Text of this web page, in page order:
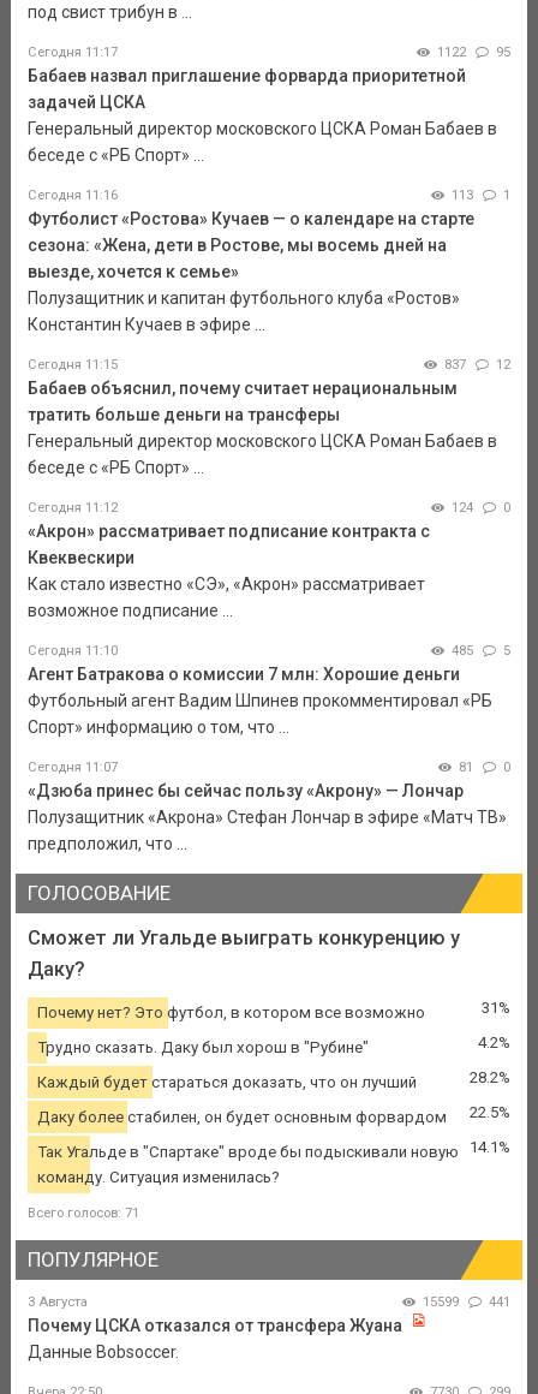
под свист трибун в ...
Сегодня 11:17 1122 95
Бабаев назвал приглашение форварда приоритетной
задачей ЦСКА
Генеральный директор московского ЦСКА Роман Бабаев в
беседе с «РБ Спорт» ...
Сегодня 11:16 113 1
Футболист «Ростова» Кучаев — о календаре на старте
сезона: «Жена, дети в Ростове, мы восемь дней на
выезде, хочется к семье»
Полузащитник и капитан футбольного клуба «Ростов»
Константин Кучаев в эфире ...
Сегодня 11:15 837 12
Бабаев объяснил, почему считает нерациональным
тратить больше деньги на трансферы
Генеральный директор московского ЦСКА Роман Бабаев в
беседе с «РБ Спорт» ...
Сегодня 11:12 124 0
«Акрон» рассматривает подписание контракта с
Квеквескири
Как стало известно «СЭ», «Акрон» рассматривает
возможное подписание ...
Сегодня 11:10 485 5
Агент Батракова о комиссии 7 млн: Хорошие деньги
Футбольный агент Вадим Шпинев прокомментировал «РБ
Спорт» информацию о том, что ...
Сегодня 11:07 81 0
«Дзюба принес бы сейчас пользу «Акрону» — Лончар
Полузащитник «Акрона» Стефан Лончар в эфире «Матч ТВ»
предположил, что ...
ГОЛОСОВАНИЕ
Сможет ли Угальде выиграть конкуренцию у
Даку?
Почему нет? Это футбол, в котором все возможно 31%
Трудно сказать. Даку был хорош в "Рубине" 4.2%
Каждый будет стараться доказать, что он лучший 28.2%
Даку более стабилен, он будет основным форвардом 22.5%
Так Угальде в "Спартаке" вроде бы подыскивали новую
команду. Ситуация изменилась?
14.1%
Всего голосов: 71
ПОПУЛЯРНОЕ
3 Августа 15599 441
Почему ЦСКА отказался от трансфера Жуана
Данные Bobsoccer.